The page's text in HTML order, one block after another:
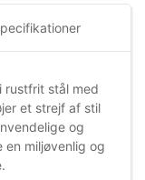
rustfrit stål med
et strejf af stil
og
miljøvenlig og